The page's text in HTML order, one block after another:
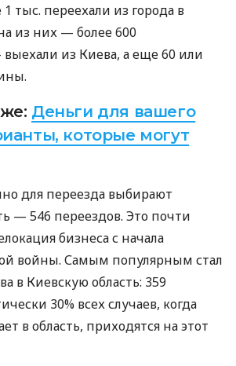
тыс. переехали из города в
из них — более 600
из Киева, а еще 60 или
Деньги для вашего
которые могут
для переезда выбирают
— 546 переездов. Это почти
бизнеса с начала
войны. Самым популярным стал
в Киевскую область: 359
30% всех случаев, когда
в область, приходятся на этот